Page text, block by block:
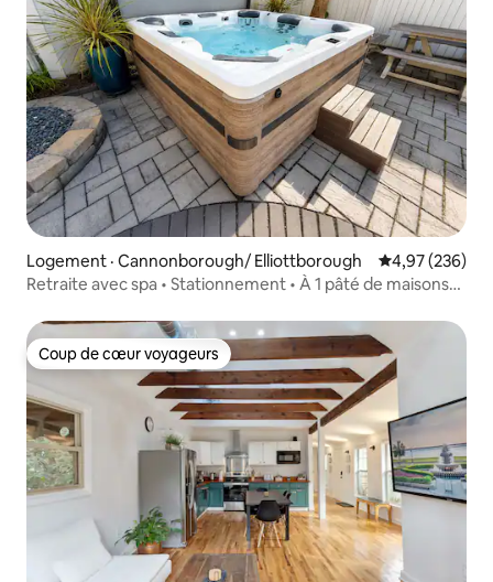
Logement · Cannonborough/ Elliottborough Note
4,97 (236)
Retraite avec spa • Stationnement • À 1 pâté de maisons
Coup de cœur voyageurs
Coup de cœur voyageurs